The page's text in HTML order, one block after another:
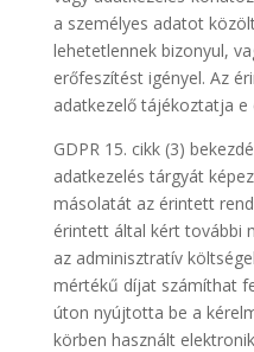
a személyes adatot
lehetetlennek bizonyul,
erőfeszítést igényel. Az
adatkezelő tájékoztatja e
GDPR 15. cikk (3)
adatkezelés tárgyát
másolatát az érintett
érintett által kért további
az adminisztratív
mértékű díjat számíthat
úton nyújtotta be a
körben használt